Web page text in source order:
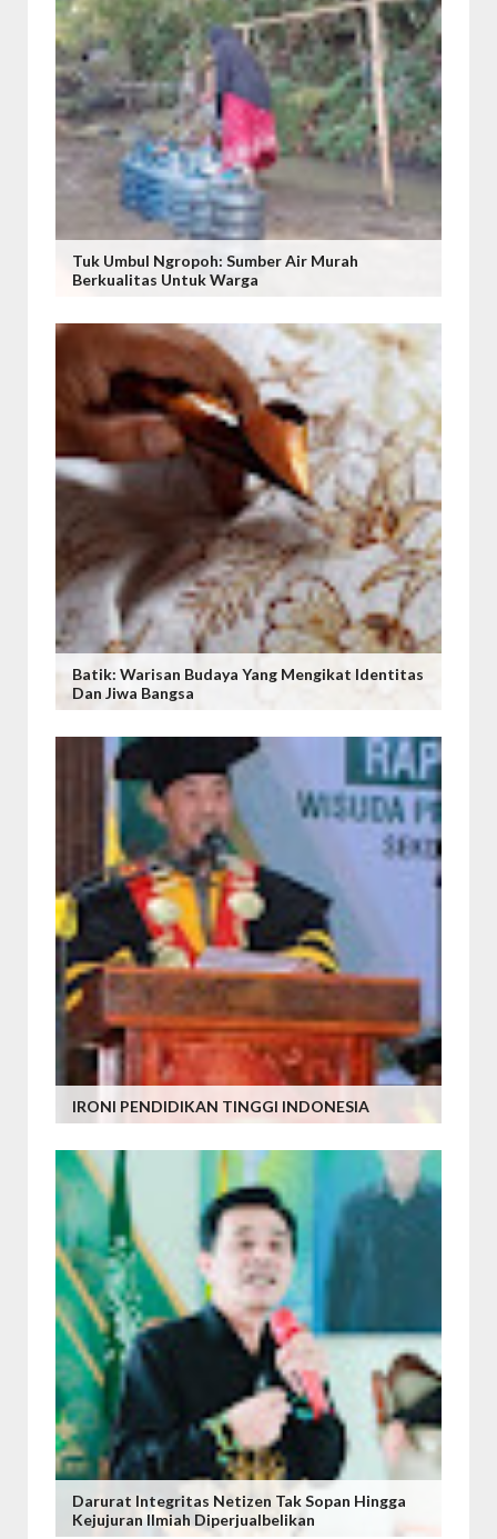
Tuk Umbul Ngropoh: Sumber Air Murah
Berkualitas Untuk Warga
Batik: Warisan Budaya Yang Mengikat Identitas
Dan Jiwa Bangsa
IRONI PENDIDIKAN TINGGI INDONESIA
Darurat Integritas Netizen Tak Sopan Hingga
Kejujuran Ilmiah Diperjualbelikan